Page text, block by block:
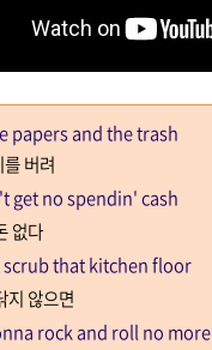
papers and the trash
버려
get no spendin' cash
없다
that kitchen floor
지 않으면
rock and roll no more